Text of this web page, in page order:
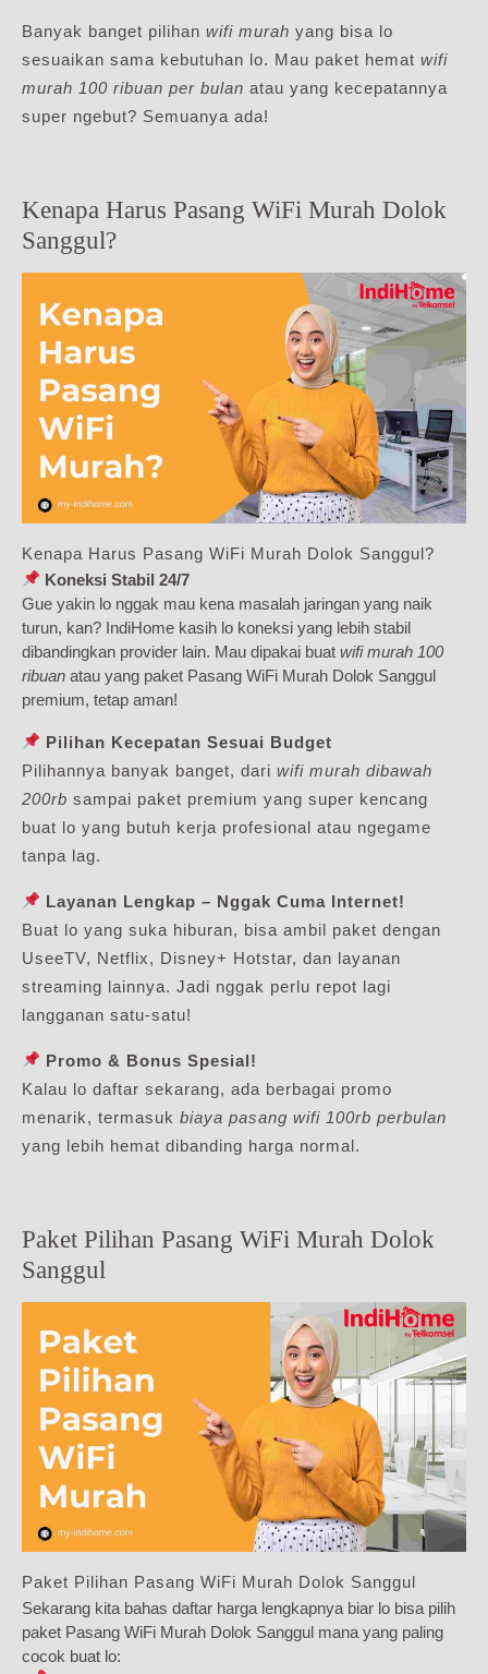
Banyak banget pilihan wifi murah yang bisa lo
sesuaikan sama kebutuhan lo. Mau paket hemat wifi
murah 100 ribuan per bulan atau yang kecepatannya
super ngebut? Semuanya ada!
Kenapa Harus Pasang WiFi Murah Dolok
Sanggul?
Kenapa Harus Pasang WiFi Murah Dolok Sanggul?
Koneksi Stabil 24/7
Gue yakin lo nggak mau kena masalah jaringan yang naik
turun, kan? IndiHome kasih lo koneksi yang lebih stabil
dibandingkan provider lain. Mau dipakai buat wifi murah 100
ribuan atau yang paket Pasang WiFi Murah Dolok Sanggul
premium, tetap aman!
Pilihan Kecepatan Sesuai Budget
Pilihannya banyak banget, dari wifi murah dibawah
200rb sampai paket premium yang super kencang
buat lo yang butuh kerja profesional atau ngegame
tanpa lag.
Layanan Lengkap – Nggak Cuma Internet!
Buat lo yang suka hiburan, bisa ambil paket dengan
UseeTV, Netflix, Disney+ Hotstar, dan layanan
streaming lainnya. Jadi nggak perlu repot lagi
langganan satu-satu!
Promo & Bonus Spesial!
Kalau lo daftar sekarang, ada berbagai promo
menarik, termasuk biaya pasang wifi 100rb perbulan
yang lebih hemat dibanding harga normal.
Paket Pilihan Pasang WiFi Murah Dolok
Sanggul
Paket Pilihan Pasang WiFi Murah Dolok Sanggul
Sekarang kita bahas daftar harga lengkapnya biar lo bisa pilih
paket Pasang WiFi Murah Dolok Sanggul mana yang paling
cocok buat lo: